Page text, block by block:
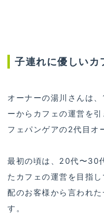
子連れに優しいカ
オーナーの湯川さんは
ーからカフェの運営を
フェパンゲアの2代目オ
最初の頃は、20代〜30
たカフェの運営を目指
配のお客様から言われ
す。